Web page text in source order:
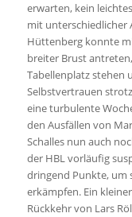
erwarten, kein
mit unterschiedlicher
Hüttenberg konnte
breiter Brust
Tabellenplatz stehen
Selbstvertrauen
eine turbulente
den Ausfällen von
Schalles nun auch
der HBL vorläufig
dringend Punkte, um
erkämpfen. Ein
Rückkehr von Lars